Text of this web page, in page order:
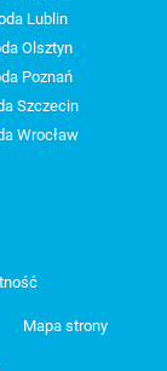
Lublin
Olsztyn
Poznań
Szczecin
Wrocław
Mapa strony